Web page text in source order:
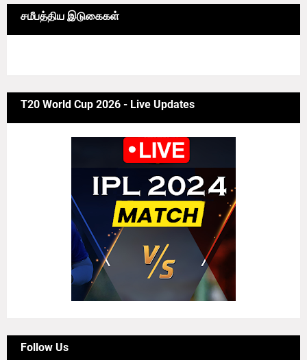
சமீபத்திய இடுகைகள்
T20 World Cup 2026 - Live Updates
Follow Us